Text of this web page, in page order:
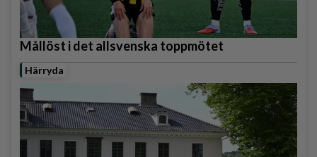
Mållöst i det allsvenska toppmötet
Härryda